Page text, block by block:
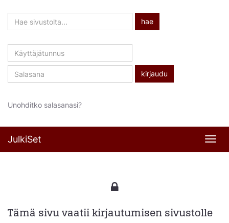
Hae
sivustolta
hae
Käyttäjätunnus
Salasana
Unohditko salasanasi?
JulkiSet
Tämä sivu vaatii kirjautumisen sivustolle